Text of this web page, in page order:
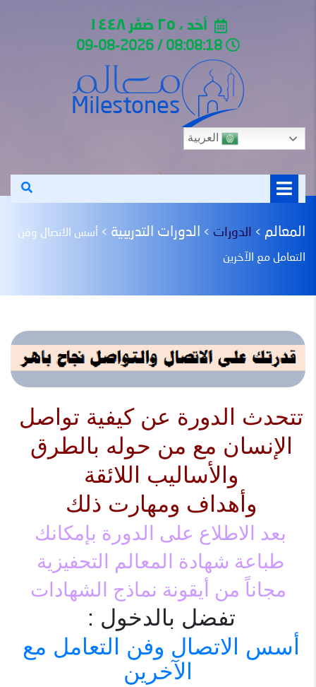
أحَد ، ٢٥ صَفَر ١٤٤٨
العربية
المعالم > الدورات > الدورات التدريبية > أسس الاتصال وفن
التعامل مع الآخرين
تتحدث الدورة عن كيفية تواصل
الإنسان مع من حوله بالطرق
والأساليب اللائقة
وأهداف ومهارت ذلك
بعد الاطلاع على الدورة بإمكانك
طباعة شهادة المعالم التحفيزية
مجاناً من أيقونة نماذج الشهادات
تفضل بالدخول :
أسس الاتصال وفن التعامل مع
الآخرين